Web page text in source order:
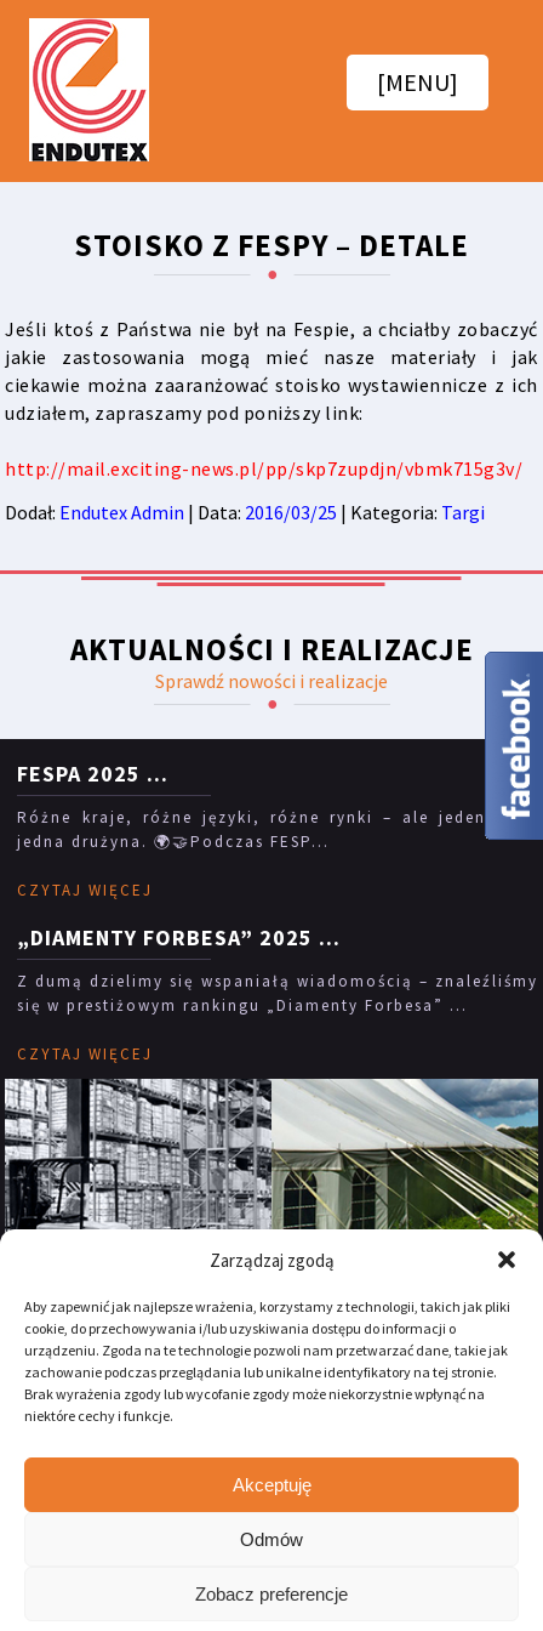
Zarządzaj zgodą
Aby zapewnić jak najlepsze wrażenia, korzystamy z technologii, takich jak pliki
cookie, do przechowywania i/lub uzyskiwania dostępu do informacji o
urządzeniu. Zgoda na te technologie pozwoli nam przetwarzać dane, takie jak
zachowanie podczas przeglądania lub unikalne identyfikatory na tej stronie.
Brak wyrażenia zgody lub wycofanie zgody może niekorzystnie wpłynąć na
niektóre cechy i funkcje.
Akceptuję
Odmów
Zobacz preferencje
[MENU]
STOISKO Z FESPY – DETALE
Jeśli ktoś z Państwa nie był na Fespie, a chciałby zobaczyć
jakie zastosowania mogą mieć nasze materiały i jak
ciekawie można zaaranżować stoisko wystawiennicze z ich
udziałem, zapraszamy pod poniższy link:
http://mail.exciting-news.pl/pp/skp7zupdjn/vbmk715g3v/
Dodał: Endutex Admin | Data: 2016/03/25 | Kategoria: Targi
AKTUALNOŚCI I REALIZACJE
Sprawdź nowości i realizacje
FESPA 2025 ...
Różne kraje, różne języki, różne rynki – ale jeden cel i
jedna drużyna. 🌍🤝Podczas FESP...
CZYTAJ WIĘCEJ
„DIAMENTY FORBESA” 2025 ...
Z dumą dzielimy się wspaniałą wiadomością – znaleźliśmy
się w prestiżowym rankingu „Diamenty Forbesa” ...
CZYTAJ WIĘCEJ